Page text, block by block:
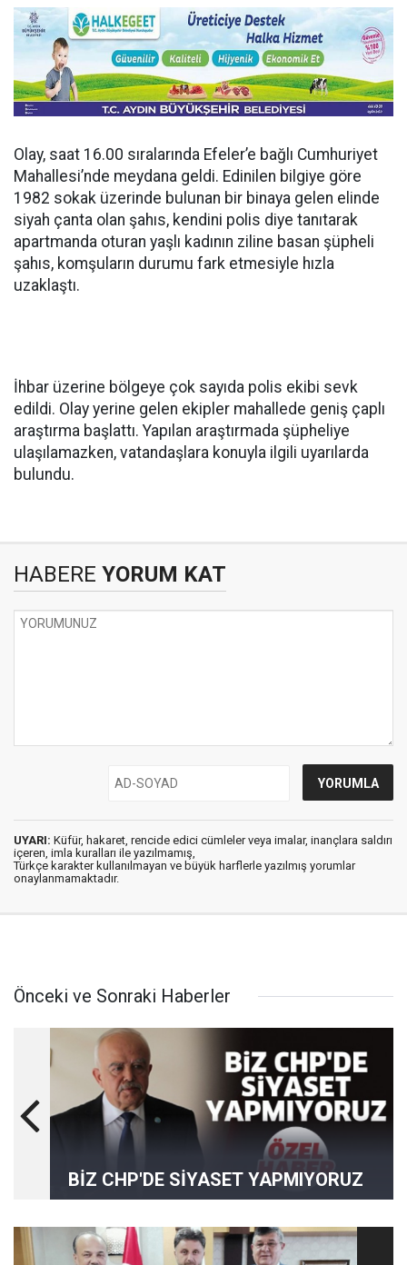
Olay, saat 16.00 sıralarında Efeler’e bağlı Cumhuriyet
Mahallesi’nde meydana geldi. Edinilen bilgiye göre
1982 sokak üzerinde bulunan bir binaya gelen elinde
siyah çanta olan şahıs, kendini polis diye tanıtarak
apartmanda oturan yaşlı kadının ziline basan şüpheli
şahıs, komşuların durumu fark etmesiyle hızla
uzaklaştı.
İhbar üzerine bölgeye çok sayıda polis ekibi sevk
edildi. Olay yerine gelen ekipler mahallede geniş çaplı
araştırma başlattı. Yapılan araştırmada şüpheliye
ulaşılamazken, vatandaşlara konuyla ilgili uyarılarda
bulundu.
HABERE YORUM KAT
UYARI: Küfür, hakaret, rencide edici cümleler veya imalar, inançlara saldırı
içeren, imla kuralları ile yazılmamış,
Türkçe karakter kullanılmayan ve büyük harflerle yazılmış yorumlar
onaylanmamaktadır.
Önceki ve Sonraki Haberler
BİZ CHP'DE SİYASET YAPMIYORUZ